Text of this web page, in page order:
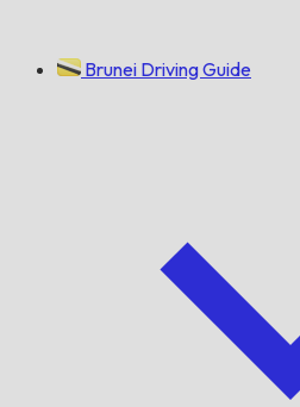
Brunei Driving Guide